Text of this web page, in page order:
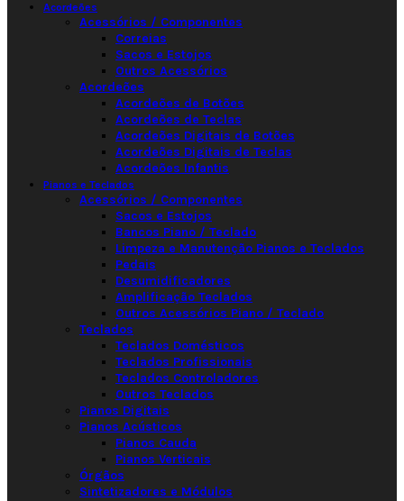
Acordeões
Acessórios / Componentes
Correias
Sacos e Estojos
Outros Acessórios
Acordeões
Acordeões de Botões
Acordeões de Teclas
Acordeões Digitais de Botões
Acordeões Digitais de Teclas
Acordeões Infantis
Pianos e Teclados
Acessórios / Componentes
Sacos e Estojos
Bancos Piano / Teclado
Limpeza e Manutenção Pianos e Teclados
Pedais
Desumidificadores
Amplificação Teclados
Outros Acessórios Piano / Teclado
Teclados
Teclados Domésticos
Teclados Profissionais
Teclados Controladores
Outros Teclados
Pianos Digitais
Pianos Acústicos
Pianos Cauda
Pianos Verticais
Órgãos
Sintetizadores e Módulos